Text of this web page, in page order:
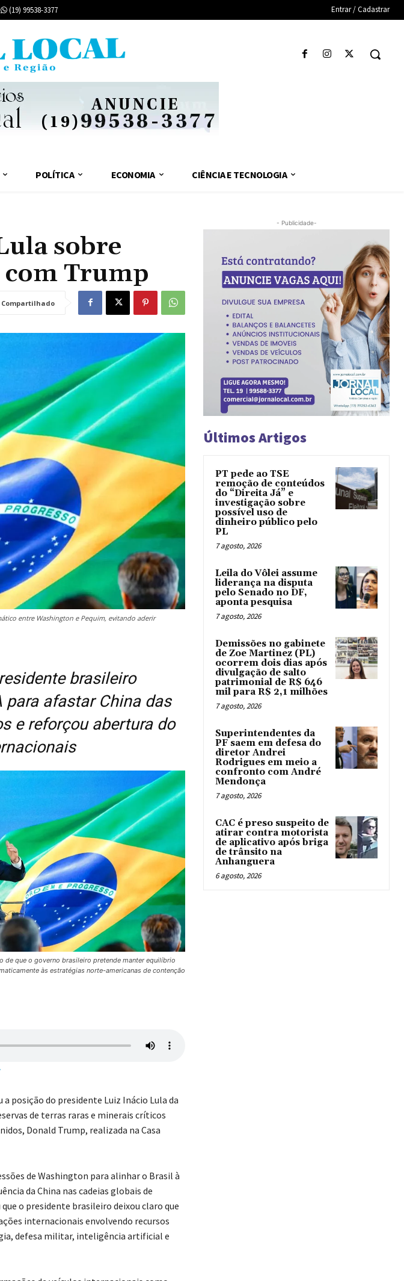
(19) 99538-3377 Entrar / Cadastrar
POLÍTICA ECONOMIA CIÊNCIA E TECNOLOGIA
sobre
Trump
Compartilhado
entre Washington e Pequim, evitando aderir
brasileiro
para afastar China das
e reforçou abertura do
de que o governo brasileiro pretende manter equilíbrio
às estratégias norte-americanas de contenção
posição do presidente Luiz Inácio Lula da
de terras raras e minerais críticos
Donald Trump, realizada na Casa
de Washington para alinhar o Brasil à
da China nas cadeias globais de
o presidente brasileiro deixou claro que
internacionais envolvendo recursos
defesa militar, inteligência artificial e
- Publicidade-
Últimos Artigos
PT pede ao TSE
remoção de conteúdos
do “Direita Já” e
investigação sobre
possível uso de
dinheiro público pelo
PL
7 agosto, 2026
Leila do Vôlei assume
liderança na disputa
pelo Senado no DF,
aponta pesquisa
7 agosto, 2026
Demissões no gabinete
de Zoe Martinez (PL)
ocorrem dois dias após
divulgação de salto
patrimonial de R$ 646
mil para R$ 2,1 milhões
7 agosto, 2026
Superintendentes da
PF saem em defesa do
diretor Andrei
Rodrigues em meio a
confronto com André
Mendonça
7 agosto, 2026
CAC é preso suspeito de
atirar contra motorista
de aplicativo após briga
de trânsito na
Anhanguera
6 agosto, 2026